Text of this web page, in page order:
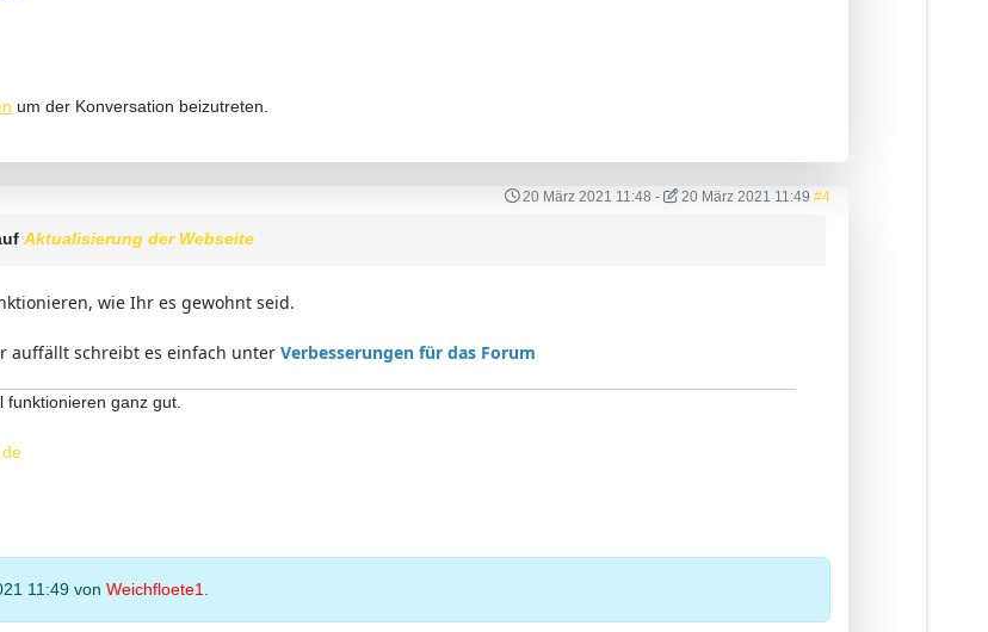
um der Konversation beizutreten.
20 März 2021 11:48 - 20 März 2021 11:49 #4
Aktualisierung der Webseite
wie Ihr es gewohnt seid.
auffällt schreibt es einfach unter Verbesserungen für das Forum
funktionieren ganz gut.
11:49 von Weichfloete1